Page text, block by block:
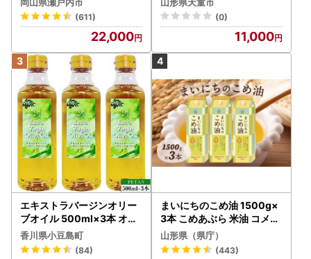
(611)
22,000
(0)
11,000
エキストラバージンオリー
ブオイル 500ml×3本 オリ
ーブオイル 食用油
香川県小豆島町
(84)
まいにちのこめ油 1500g×
3本 こめあぶら 米油 コメ油
揚げ物 炒め物 サラダ 山形
県 食用油 食用オイル 調理
山形県（県庁）
(443)